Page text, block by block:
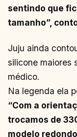
sentindo que
tamanho”,
Juju ainda
silicone maiores
médico.
Na legenda ela
“Com a
trocamos de
modelo